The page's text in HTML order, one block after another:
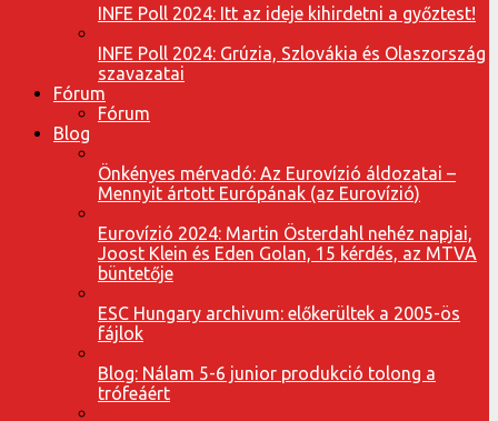
INFE Poll 2024: Itt az ideje kihirdetni a győztest!
INFE Poll 2024: Grúzia, Szlovákia és Olaszország
szavazatai
Fórum
Fórum
Blog
Önkényes mérvadó: Az Eurovízió áldozatai –
Mennyit ártott Európának (az Eurovízió)
Eurovízió 2024: Martin Österdahl nehéz napjai,
Joost Klein és Eden Golan, 15 kérdés, az MTVA
büntetője
ESC Hungary archivum: előkerültek a 2005-ös
fájlok
Blog: Nálam 5-6 junior produkció tolong a
trófeáért